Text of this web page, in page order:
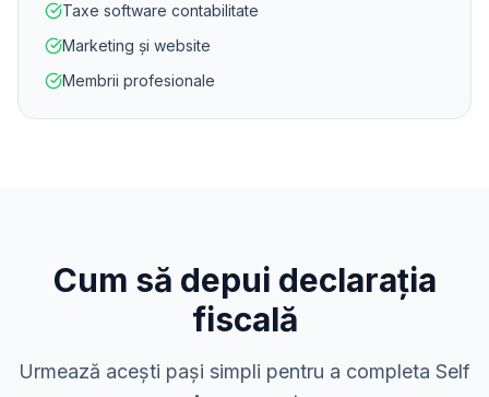
Taxe software contabilitate
Marketing și website
Membrii profesionale
Cum să depui declarația
fiscală
Urmează acești pași simpli pentru a completa Self